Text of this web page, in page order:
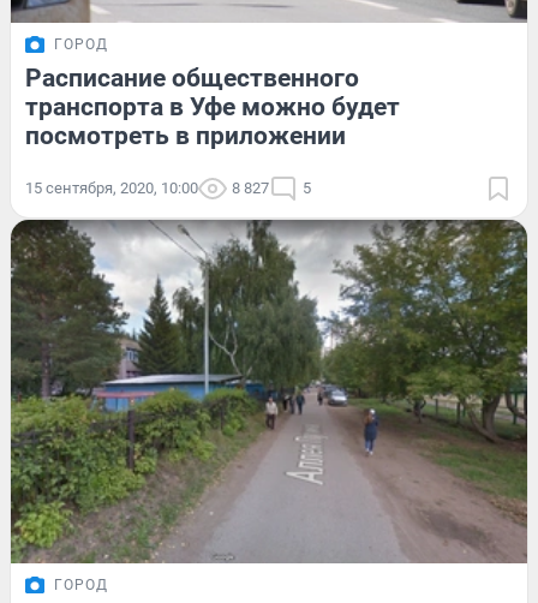
ГОРОД
Расписание общественного
транспорта в Уфе можно будет
посмотреть в приложении
15 сентября, 2020, 10:00 8 827 5
ГОРОД